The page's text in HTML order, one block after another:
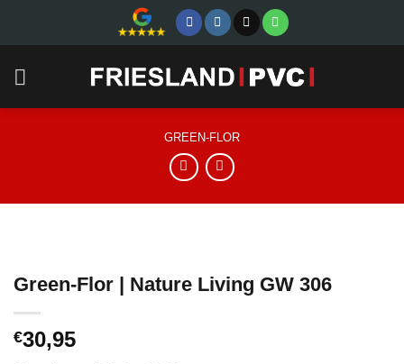
GREEN-FLOR
Green-Flor | Nature Living GW 306
€30,95